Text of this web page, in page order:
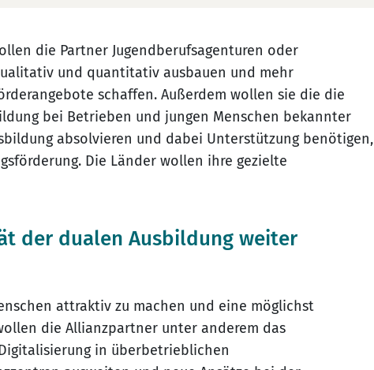
die Partner Jugendberufsagenturen oder
und quantitativ ausbauen und mehr
schaffen. Außerdem wollen sie die die
bei Betrieben und jungen Menschen bekannter
absolvieren und dabei Unterstützung benötigen,
Die Länder wollen ihre gezielte
der dualen Ausbildung weiter
attraktiv zu machen und eine möglichst
die Allianzpartner unter anderem das
in überbetrieblichen